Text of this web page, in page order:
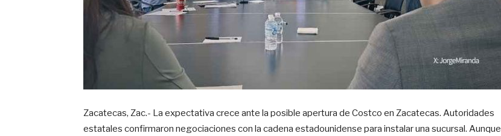
Zacatecas, Zac.- La expectativa crece ante la posible apertura de Costco en Zacatecas. Autoridades
estatales confirmaron negociaciones con la cadena estadounidense para instalar una sucursal. Aunque